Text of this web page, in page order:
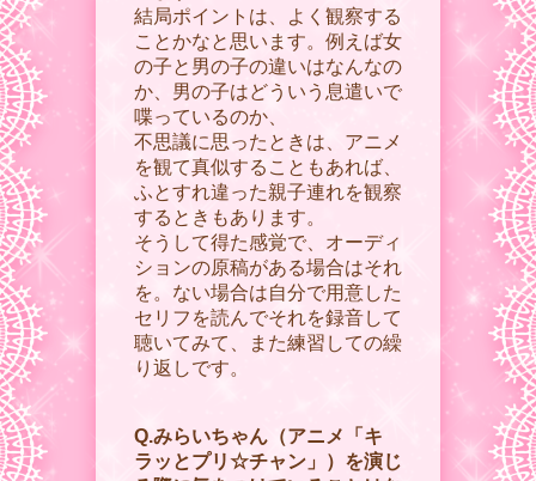
結局ポイントは、よく観察する
ことかなと思います。例えば女
の子と男の子の違いはなんなの
か、男の子はどういう息遣いで
喋っているのか、
不思議に思ったときは、アニメ
を観て真似することもあれば、
ふとすれ違った親子連れを観察
するときもあります。
そうして得た感覚で、オーディ
ションの原稿がある場合はそれ
を。ない場合は自分で用意した
セリフを読んでそれを録音して
聴いてみて、また練習しての繰
り返しです。
Q.みらいちゃん（アニメ「キ
ラッとプリ☆チャン」）を演じ